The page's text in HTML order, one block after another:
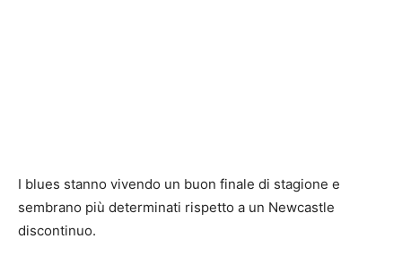
I blues stanno vivendo un buon finale di stagione e
sembrano più determinati rispetto a un Newcastle
discontinuo.